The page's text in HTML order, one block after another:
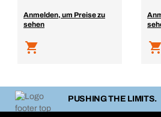
Anmelden, um Preise zu
sehen
PUSHING THE LIMITS.